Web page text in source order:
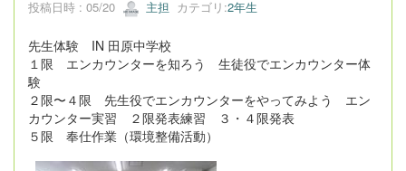
投稿日時 : 05/20 主担 カテゴリ:2年生
先生体験 IN 田原中学校
１限 エンカウンターを知ろう 生徒役でエンカウンター体
験
２限〜４限 先生役でエンカウンターをやってみよう エン
カウンター実習 ２限発表練習 ３・４限発表
５限 奉仕作業（環境整備活動）